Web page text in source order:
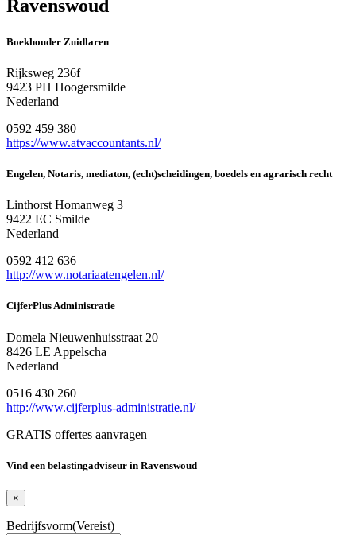
Ravenswoud
Boekhouder Zuidlaren
Rijksweg 236f
9423 PH Hoogersmilde
Nederland
0592 459 380
https://www.atvaccountants.nl/
Engelen, Notaris, mediaton, (echt)scheidingen, boedels en agrarisch recht
Linthorst Homanweg 3
9422 EC Smilde
Nederland
0592 412 636
http://www.notariaatengelen.nl/
CijferPlus Administratie
Domela Nieuwenhuisstraat 20
8426 LE Appelscha
Nederland
0516 430 260
http://www.cijferplus-administratie.nl/
GRATIS offertes aanvragen
Vind een belastingadviseur in Ravenswoud
×
Bedrijfsvorm(Vereist)